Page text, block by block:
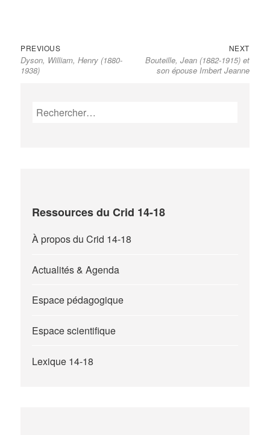
Navigation
de
l’article
PREVIOUSPrevious
post:
Dyson, William, Henry (1880-
1938)
NEXTNext
post:
Bouteille, Jean (1882-1915) et
son épouse Imbert Jeanne
Rechercher :
Ressources du Crid 14-18
À propos du Crid 14-18
Actualités & Agenda
Espace pédagogique
Espace scientifique
Lexique 14-18